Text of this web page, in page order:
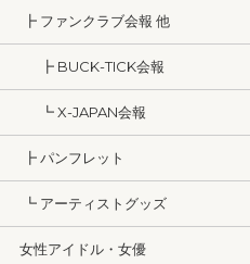
┣ ファンクラブ会報 他
┣ BUCK-TICK会報
┗ X-JAPAN会報
┣ パンフレット
┗ アーティストグッズ
女性アイドル・女優